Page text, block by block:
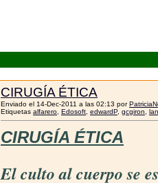
CIRUGÍA ÉTICA
Enviado el 14-Dec-2011 a las 02:13 por
Etiquetas alfarero, Edosoft, edwardP, gcgiron,
CIRUGÍA ÉTICA
El culto al cuerpo se